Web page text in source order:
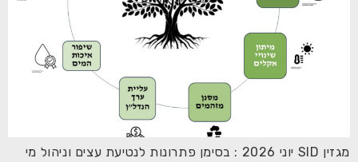
מגזין SID יוני 2026 : בסימן פתרונות לנטיעת עצים וניהול מי